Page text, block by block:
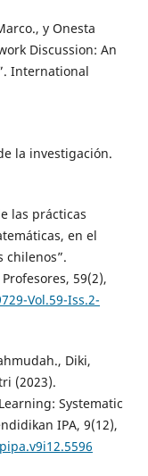
y Onesta
Discussion: An
International
la investigación.
las prácticas
en el
chilenos”.
59(2),
Vol.59-Iss.2-
Diki,
(2023).
Systematic
IPA, 9(12),